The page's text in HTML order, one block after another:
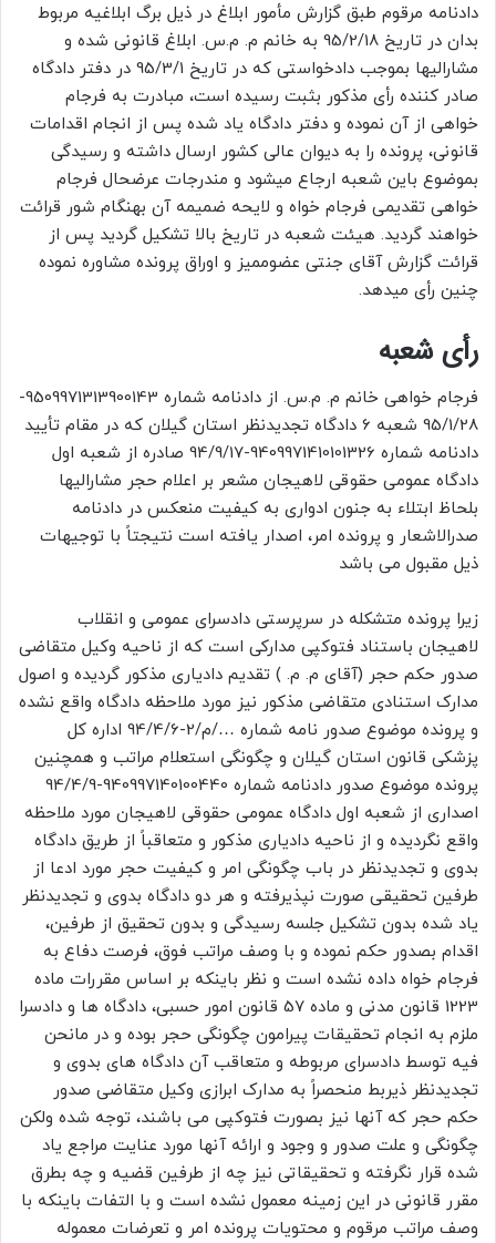
دادنامه مرقوم طبق گزارش مأمور ابلاغ در ذیل برگ ابلاغیه مربوط
بدان در تاریخ 95/2/18 به خانم م. م.س. ابلاغ قانونی شده و
مشارالیها بموجب دادخواستی که در تاریخ 95/3/1 در دفتر دادگاه
صادر کننده رأی مذکور بثبت رسیده است، مبادرت به فرجام
خواهی از آن نموده و دفتر دادگاه یاد شده پس از انجام اقدامات
قانونی، پرونده را به دیوان عالی کشور ارسال داشته و رسیدگی
بموضوع باین شعبه ارجاع میشود و مندرجات عرضحال فرجام
خواهی تقدیمی فرجام خواه و لایحه ضمیمه آن بهنگام شور قرائت
خواهند گردید. هیئت شعبه در تاریخ بالا تشکیل گردید پس از
قرائت گزارش آقای جنتی عضوممیز و اوراق پرونده مشاوره نموده
چنین رأی میدهد.
رأی شعبه
فرجام خواهی خانم م. م.س. از دادنامه شماره 9509971313900143-
95/1/28 شعبه 6 دادگاه تجدیدنظر استان گیلان که در مقام تأیید
دادنامه شماره 9409971410101326-94/9/17 صادره از شعبه اول
دادگاه عمومی حقوقی لاهیجان مشعر بر اعلام حجر مشارالیها
بلحاظ ابتلاء به جنون ادواری به کیفیت منعکس در دادنامه
صدرالاشعار و پرونده امر، اصدار یافته است نتیجتاً با توجیهات
ذیل مقبول می باشد
زیرا پرونده متشکله در سرپرستی دادسرای عمومی و انقلاب
لاهیجان باستناد فتوکپی مدارکی است که از ناحیه وکیل متقاضی
صدور حکم حجر (آقای م. م. ) تقدیم دادیاری مذکور گردیده و اصول
مدارک استنادی متقاضی مذکور نیز مورد ملاحظه دادگاه واقع نشده
و پرونده موضوع صدور نامه شماره …/م/2-94/4/6 اداره کل
پزشکی قانون استان گیلان و چگونگی استعلام مراتب و همچنین
پرونده موضوع صدور دادنامه شماره 940997140100440-94/4/9
اصداری از شعبه اول دادگاه عمومی حقوقی لاهیجان مورد ملاحظه
واقع نگردیده و از ناحیه دادیاری مذکور و متعاقباً از طریق دادگاه
بدوی و تجدیدنظر در باب چگونگی امر و کیفیت حجر مورد ادعا از
طرفین تحقیقی صورت نپذیرفته و هر دو دادگاه بدوی و تجدیدنظر
یاد شده بدون تشکیل جلسه رسیدگی و بدون تحقیق از طرفین،
اقدام بصدور حکم نموده و با وصف مراتب فوق، فرصت دفاع به
فرجام خواه داده نشده است و نظر باینکه بر اساس مقررات ماده
1223 قانون مدنی و ماده 57 قانون امور حسبی، دادگاه ها و دادسرا
ملزم به انجام تحقیقات پیرامون چگونگی حجر بوده و در مانحن
فیه توسط دادسرای مربوطه و متعاقب آن دادگاه های بدوی و
تجدیدنظر ذیربط منحصراً به مدارک ابرازی وکیل متقاضی صدور
حکم حجر که آنها نیز بصورت فتوکپی می باشند، توجه شده ولکن
چگونگی و علت صدور و وجود و ارائه آنها مورد عنایت مراجع یاد
شده قرار نگرفته و تحقیقاتی نیز چه از طرفین قضیه و چه بطرق
مقرر قانونی در این زمینه معمول نشده است و با التفات باینکه با
وصف مراتب مرقوم و محتویات پرونده امر و تعرضات معموله